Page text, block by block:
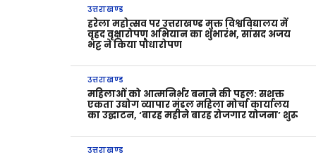
उत्तराखण्ड
हरेला महोत्सव पर उत्तराखण्ड मुक्त विश्वविद्यालय में
वृहद वृक्षारोपण अभियान का शुभारंभ, सांसद अजय
भट्ट ने किया पौधारोपण
उत्तराखण्ड
महिलाओं को आत्मनिर्भर बनाने की पहल: सशक्त
एकता उद्योग व्यापार मंडल महिला मोर्चा कार्यालय
का उद्घाटन, ‘बारह महीने बारह रोजगार योजना’ शुरू
उत्तराखण्ड